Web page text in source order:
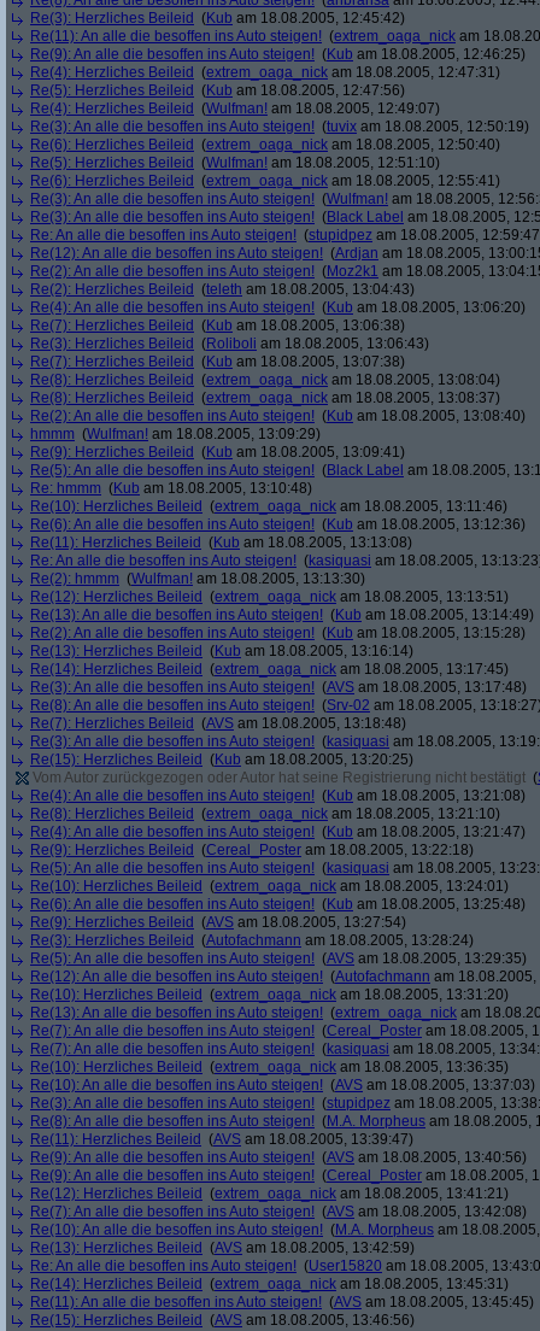
Re(3): Herzliches Beileid (Kub am 18.08.2005, 12:45:42)
Re(11): An alle die besoffen ins Auto steigen! (extrem_oaga_nick am
Re(9): An alle die besoffen ins Auto steigen! (Kub am 18.08.2005, 12:46:25)
Re(4): Herzliches Beileid (extrem_oaga_nick am 18.08.2005, 12:47:31)
Re(5): Herzliches Beileid (Kub am 18.08.2005, 12:47:56)
Re(4): Herzliches Beileid (Wulfman! am 18.08.2005, 12:49:07)
Re(3): An alle die besoffen ins Auto steigen! (tuvix am 18.08.2005, 12:50:19)
Re(6): Herzliches Beileid (extrem_oaga_nick am 18.08.2005, 12:50:40)
Re(5): Herzliches Beileid (Wulfman! am 18.08.2005, 12:51:10)
Re(6): Herzliches Beileid (extrem_oaga_nick am 18.08.2005, 12:55:41)
Re(3): An alle die besoffen ins Auto steigen! (Wulfman! am 18.08.2005,
Re(3): An alle die besoffen ins Auto steigen! (Black Label am 18.08.2005,
Re: An alle die besoffen ins Auto steigen! (stupidpez am 18.08.2005,
Re(12): An alle die besoffen ins Auto steigen! (Ardjan am 18.08.2005,
Re(2): An alle die besoffen ins Auto steigen! (Moz2k1 am 18.08.2005,
Re(2): Herzliches Beileid (teleth am 18.08.2005, 13:04:43)
Re(4): An alle die besoffen ins Auto steigen! (Kub am 18.08.2005, 13:06:20)
Re(7): Herzliches Beileid (Kub am 18.08.2005, 13:06:38)
Re(3): Herzliches Beileid (Roliboli am 18.08.2005, 13:06:43)
Re(7): Herzliches Beileid (Kub am 18.08.2005, 13:07:38)
Re(8): Herzliches Beileid (extrem_oaga_nick am 18.08.2005, 13:08:04)
Re(8): Herzliches Beileid (extrem_oaga_nick am 18.08.2005, 13:08:37)
Re(2): An alle die besoffen ins Auto steigen! (Kub am 18.08.2005, 13:08:40)
hmmm (Wulfman! am 18.08.2005, 13:09:29)
Re(9): Herzliches Beileid (Kub am 18.08.2005, 13:09:41)
Re(5): An alle die besoffen ins Auto steigen! (Black Label am 18.08.2005,
Re: hmmm (Kub am 18.08.2005, 13:10:48)
Re(10): Herzliches Beileid (extrem_oaga_nick am 18.08.2005, 13:11:46)
Re(6): An alle die besoffen ins Auto steigen! (Kub am 18.08.2005, 13:12:36)
Re(11): Herzliches Beileid (Kub am 18.08.2005, 13:13:08)
Re: An alle die besoffen ins Auto steigen! (kasiquasi am 18.08.2005,
Re(2): hmmm (Wulfman! am 18.08.2005, 13:13:30)
Re(12): Herzliches Beileid (extrem_oaga_nick am 18.08.2005, 13:13:51)
Re(13): An alle die besoffen ins Auto steigen! (Kub am 18.08.2005, 13:14:49)
Re(2): An alle die besoffen ins Auto steigen! (Kub am 18.08.2005, 13:15:28)
Re(13): Herzliches Beileid (Kub am 18.08.2005, 13:16:14)
Re(14): Herzliches Beileid (extrem_oaga_nick am 18.08.2005, 13:17:45)
Re(3): An alle die besoffen ins Auto steigen! (AVS am 18.08.2005, 13:17:48)
Re(8): An alle die besoffen ins Auto steigen! (Srv-02 am 18.08.2005,
Re(7): Herzliches Beileid (AVS am 18.08.2005, 13:18:48)
Re(3): An alle die besoffen ins Auto steigen! (kasiquasi am 18.08.2005,
Re(15): Herzliches Beileid (Kub am 18.08.2005, 13:20:25)
Vom Autor zurückgezogen oder Autor hat seine Registrierung nicht bestätigt (
Re(4): An alle die besoffen ins Auto steigen! (Kub am 18.08.2005, 13:21:08)
Re(8): Herzliches Beileid (extrem_oaga_nick am 18.08.2005, 13:21:10)
Re(4): An alle die besoffen ins Auto steigen! (Kub am 18.08.2005, 13:21:47)
Re(9): Herzliches Beileid (Cereal_Poster am 18.08.2005, 13:22:18)
Re(5): An alle die besoffen ins Auto steigen! (kasiquasi am 18.08.2005,
Re(10): Herzliches Beileid (extrem_oaga_nick am 18.08.2005, 13:24:01)
Re(6): An alle die besoffen ins Auto steigen! (Kub am 18.08.2005, 13:25:48)
Re(9): Herzliches Beileid (AVS am 18.08.2005, 13:27:54)
Re(3): Herzliches Beileid (Autofachmann am 18.08.2005, 13:28:24)
Re(5): An alle die besoffen ins Auto steigen! (AVS am 18.08.2005, 13:29:35)
Re(12): An alle die besoffen ins Auto steigen! (Autofachmann am
Re(10): Herzliches Beileid (extrem_oaga_nick am 18.08.2005, 13:31:20)
Re(13): An alle die besoffen ins Auto steigen! (extrem_oaga_nick am
Re(7): An alle die besoffen ins Auto steigen! (Cereal_Poster am 18.08.2005,
Re(7): An alle die besoffen ins Auto steigen! (kasiquasi am 18.08.2005,
Re(10): Herzliches Beileid (extrem_oaga_nick am 18.08.2005, 13:36:35)
Re(10): An alle die besoffen ins Auto steigen! (AVS am 18.08.2005, 13:37:03)
Re(3): An alle die besoffen ins Auto steigen! (stupidpez am 18.08.2005,
Re(8): An alle die besoffen ins Auto steigen! (M.A. Morpheus am 18.08.2005,
Re(11): Herzliches Beileid (AVS am 18.08.2005, 13:39:47)
Re(9): An alle die besoffen ins Auto steigen! (AVS am 18.08.2005, 13:40:56)
Re(9): An alle die besoffen ins Auto steigen! (Cereal_Poster am 18.08.2005,
Re(12): Herzliches Beileid (extrem_oaga_nick am 18.08.2005, 13:41:21)
Re(7): An alle die besoffen ins Auto steigen! (AVS am 18.08.2005, 13:42:08)
Re(10): An alle die besoffen ins Auto steigen! (M.A. Morpheus am
Re(13): Herzliches Beileid (AVS am 18.08.2005, 13:42:59)
Re: An alle die besoffen ins Auto steigen! (User15820 am 18.08.2005,
Re(14): Herzliches Beileid (extrem_oaga_nick am 18.08.2005, 13:45:31)
Re(11): An alle die besoffen ins Auto steigen! (AVS am 18.08.2005, 13:45:45)
Re(15): Herzliches Beileid (AVS am 18.08.2005, 13:46:56)